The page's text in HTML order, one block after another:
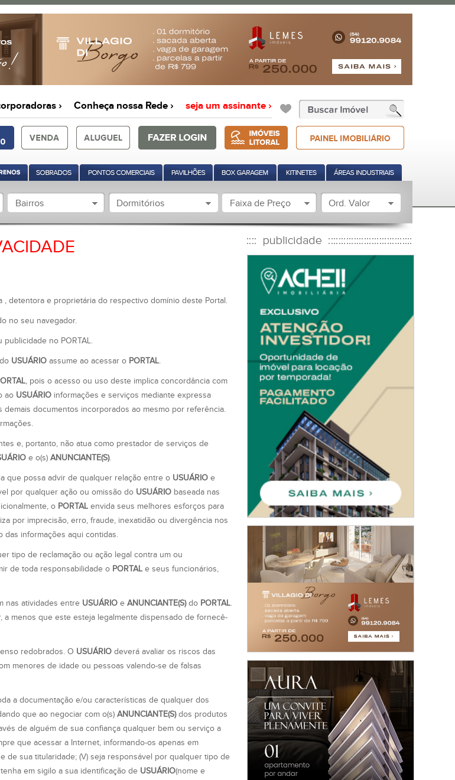
seja um assinante ›
Conheça nossa Rede ›
›
Bairros Dormitórios Faixa de Preço Ord. Valor
, detentora e proprietária do respectivo domínio deste Portal.
no seu navegador.
no PORTAL.
USUÁRIO assume ao acessar o PORTAL.
, pois o acesso ou uso deste implica concordância com
ao USUÁRIO informações e serviços mediante expressa
documentos incorporados ao mesmo por referência.
e, portanto, não atua como prestador de serviços de
e o(s) ANUNCIANTE(S).
que possa advir de qualquer relação entre o USUÁRIO e
por qualquer ação ou omissão do USUÁRIO baseada nas
o PORTAL envida seus melhores esforços para
por imprecisão, erro, fraude, inexatidão ou divergência nos
das informações aqui contidas.
tipo de reclamação ou ação legal contra um ou
de toda responsabilidade o PORTAL e seus funcionários,
nas atividades entre USUÁRIO e ANUNCIANTE(S)do PORTAL.
menos que este esteja legalmente dispensado de fornecê-
redobrados. O USUÁRIO deverá avaliar os riscos das
menores de idade ou pessoas valendo-se de falsas
a documentação e/ou características de qualquer dos
que ao negociar com o(s) ANUNCIANTE(S)dos produtos
de alguém de sua confiança qualquer bem ou serviço a
que acessar a Internet, informando-os apenas em
de sua titularidade; (V) seja responsável por qualquer tipo de
em sigilo a sua identificação de USUÁRIO(nome e